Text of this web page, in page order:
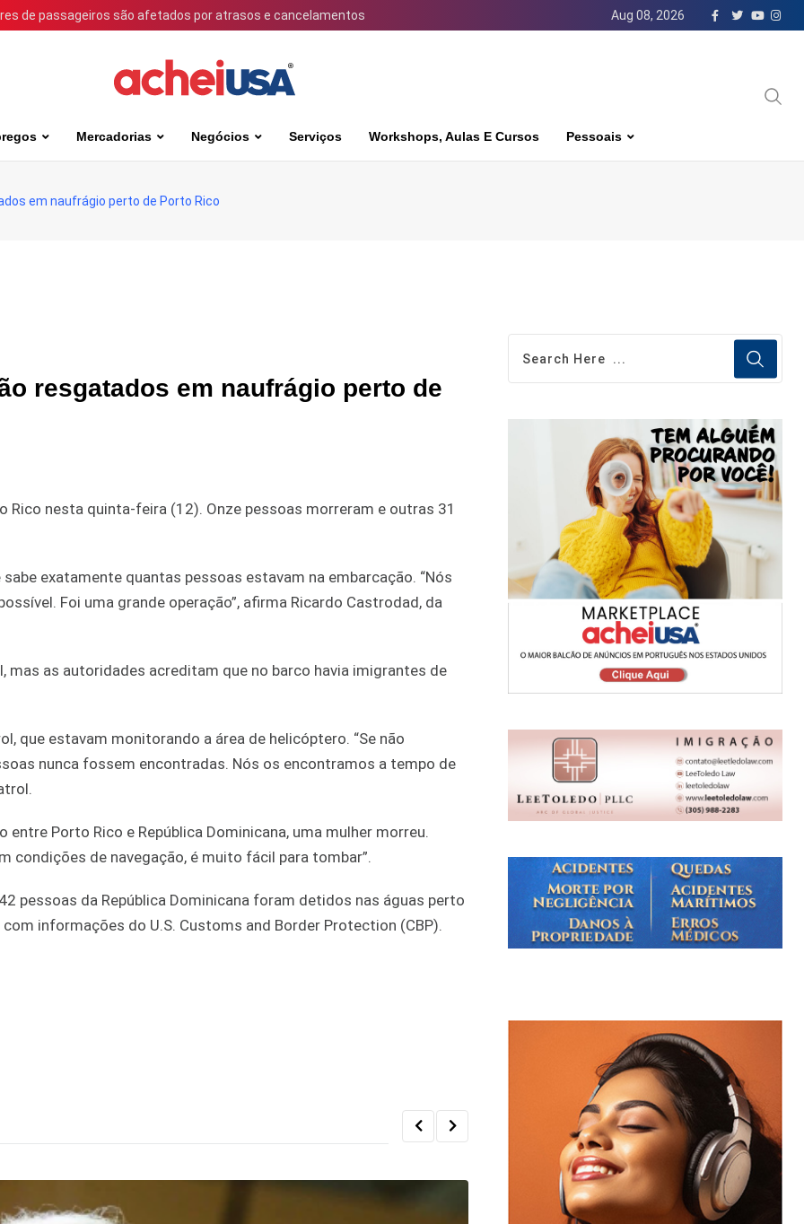
de passageiros são afetados por atrasos e cancelamentos Aug 08, 2026
Mercadorias Negócios Serviços Workshops, Aulas E Cursos Pessoais
em naufrágio perto de Porto Rico
resgatados em naufrágio perto de
nesta quinta-feira (12). Onze pessoas morreram e outras 31
exatamente quantas pessoas estavam na embarcação. “Nós
Foi uma grande operação”, afirma Ricardo Castrodad, da
as autoridades acreditam que no barco havia imigrantes de
que estavam monitorando a área de helicóptero. “Se não
nunca fossem encontradas. Nós os encontramos a tempo de
Porto Rico e República Dominicana, uma mulher morreu.
condições de navegação, é muito fácil para tombar”.
pessoas da República Dominicana foram detidos nas águas perto
informações do U.S. Customs and Border Protection (CBP).